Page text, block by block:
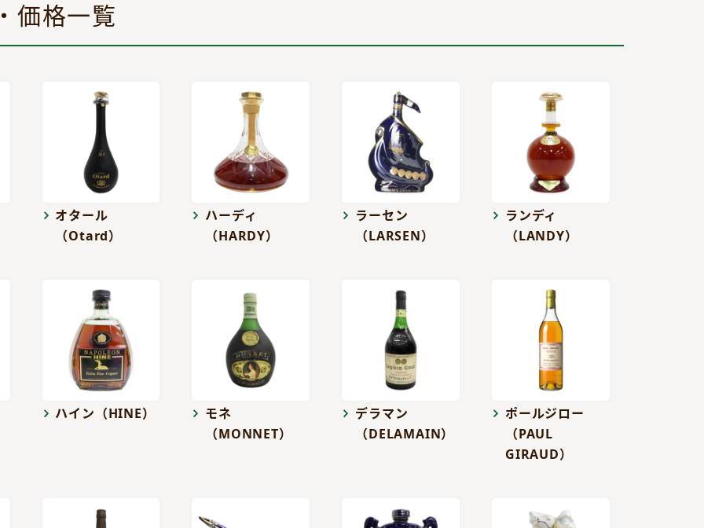
価格一覧
オタール
（Otard）
ハーディ
（HARDY）
ラーセン
（LARSEN）
ランディ
（LANDY）
ハイン（HINE）
モネ
（MONNET）
デラマン
（DELAMAIN）
ポールジロー
（PAUL
GIRAUD）